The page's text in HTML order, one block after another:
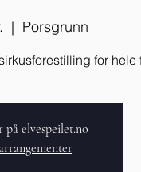
  |
Porsgrunn
for hele
elvespeilet.no